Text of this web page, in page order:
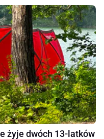
żyje dwóch 13-latków